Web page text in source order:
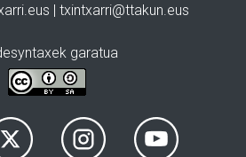
| txintxarri@ttakun.eus
garatua